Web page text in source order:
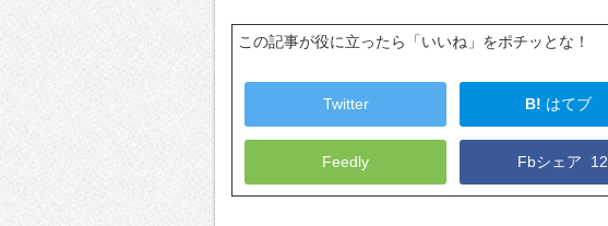
この記事が役に立ったら「いいね」をポチッとな！
Twitter B! はてブ
Feedly Fbシェア 12